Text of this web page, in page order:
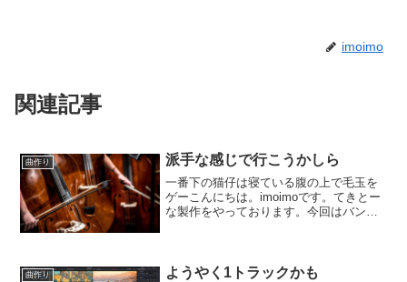
imoimo
関連記事
曲作り 派手な感じで行こうかしら
一番下の猫仔は寝ている腹の上で毛玉を
ゲーこんにちは。imoimoです。てきとー
な製作をやっております。今回はバンド
始めて、コントラバ...
曲作り ようやく1トラックかも